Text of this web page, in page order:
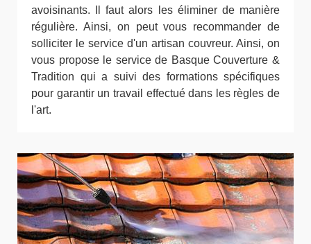
avoisinants. Il faut alors les éliminer de manière
régulière. Ainsi, on peut vous recommander de
solliciter le service d'un artisan couvreur. Ainsi, on
vous propose le service de Basque Couverture &
Tradition qui a suivi des formations spécifiques
pour garantir un travail effectué dans les règles de
l'art.